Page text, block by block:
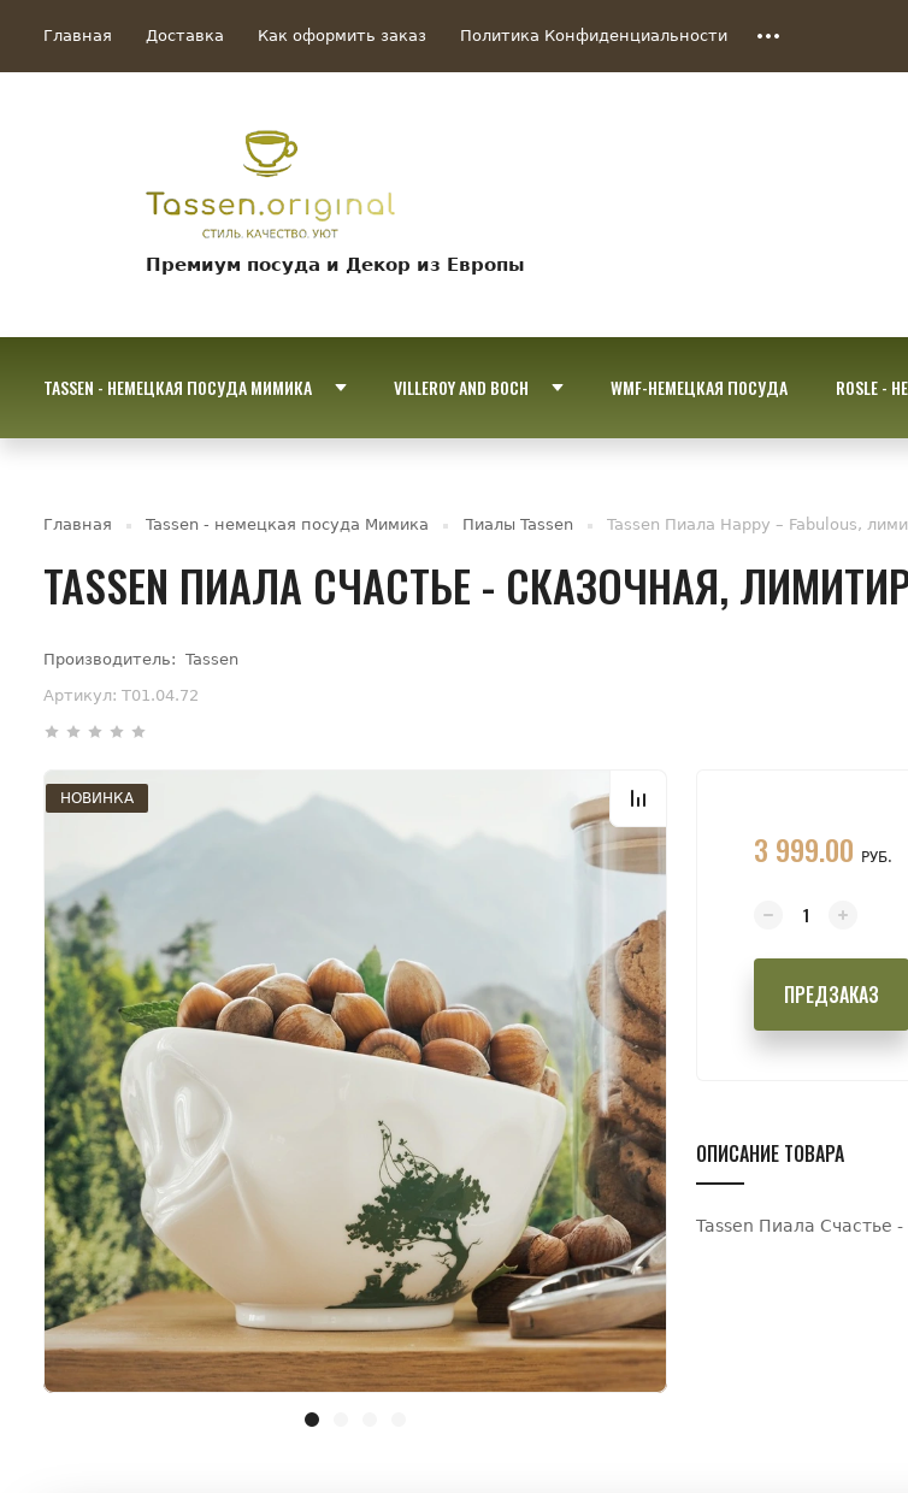
Главная Доставка Как оформить заказ Политика Конфиденциальности
Премиум посуда и Декор из Европы
TASSEN - НЕМЕЦКАЯ ПОСУДА МИМИКА VILLEROY AND BOCH WMF-НЕМЕЦКАЯ ПОСУДА ROSLE -
Главная Tassen - немецкая посуда Мимика Пиалы Tassen Tassen Пиала Happy – Fabulous,
TASSEN ПИАЛА СЧАСТЬЕ - СКАЗОЧНАЯ,
Производитель: Tassen
Артикул: T01.04.72
НОВИНКА
3 999.00 РУБ.
ПРЕДЗАКАЗ
ОПИСАНИЕ ТОВАРА
Tassen Пиала Счастье